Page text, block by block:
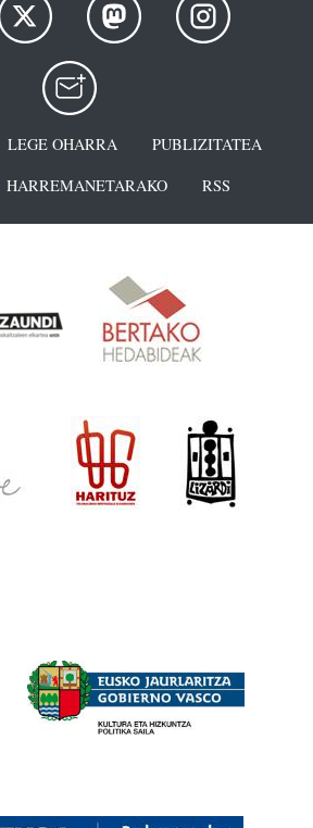
LEGE OHARRA
PUBLIZITATEA
HARREMANETARAKO RSS